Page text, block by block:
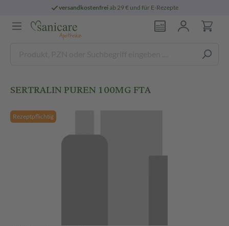
versandkostenfreiab 29 € und für E-Rezepte
SERTRALIN PUREN 100MG FTA
Rezeptpflichtig